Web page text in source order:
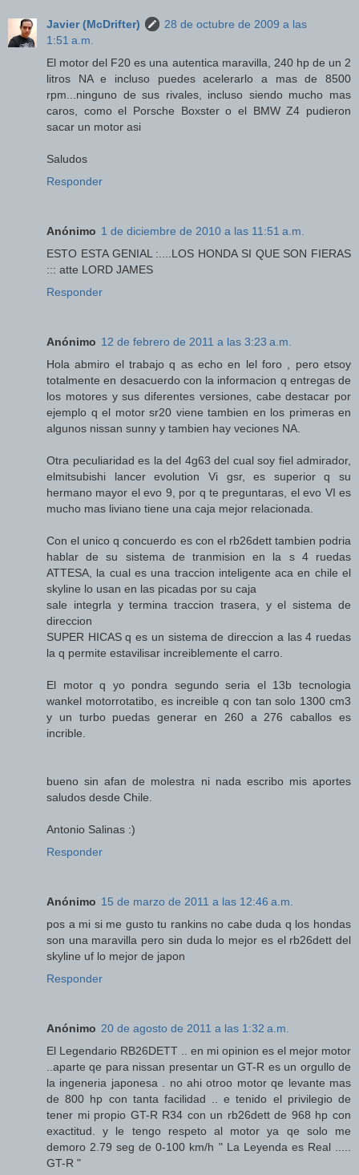
Javier (McDrifter)
28 de octubre de 2009 a las
1:51 a.m.
El motor del F20 es una autentica maravilla, 240 hp de un 2
litros NA e incluso puedes acelerarlo a mas de 8500
rpm...ninguno de sus rivales, incluso siendo mucho mas
caros, como el Porsche Boxster o el BMW Z4 pudieron
sacar un motor asi
Saludos
Responder
Anónimo 1 de diciembre de 2010 a las 11:51 a.m.
ESTO ESTA GENIAL :....LOS HONDA SI QUE SON FIERAS
::: atte LORD JAMES
Responder
Anónimo 12 de febrero de 2011 a las 3:23 a.m.
Hola abmiro el trabajo q as echo en lel foro , pero etsoy
totalmente en desacuerdo con la informacion q entregas de
los motores y sus diferentes versiones, cabe destacar por
ejemplo q el motor sr20 viene tambien en los primeras en
algunos nissan sunny y tambien hay veciones NA.
Otra peculiaridad es la del 4g63 del cual soy fiel admirador,
elmitsubishi lancer evolution Vi gsr, es superior q su
hermano mayor el evo 9, por q te preguntaras, el evo VI es
mucho mas liviano tiene una caja mejor relacionada.
Con el unico q concuerdo es con el rb26dett tambien podria
hablar de su sistema de tranmision en la s 4 ruedas
ATTESA, la cual es una traccion inteligente aca en chile el
skyline lo usan en las picadas por su caja
sale integrla y termina traccion trasera, y el sistema de
direccion
SUPER HICAS q es un sistema de direccion a las 4 ruedas
la q permite estavilisar increiblemente el carro.
El motor q yo pondra segundo seria el 13b tecnologia
wankel motorrotatibo, es increible q con tan solo 1300 cm3
y un turbo puedas generar en 260 a 276 caballos es
incrible.
bueno sin afan de molestra ni nada escribo mis aportes
saludos desde Chile.
Antonio Salinas :)
Responder
Anónimo 15 de marzo de 2011 a las 12:46 a.m.
pos a mi si me gusto tu rankins no cabe duda q los hondas
son una maravilla pero sin duda lo mejor es el rb26dett del
skyline uf lo mejor de japon
Responder
Anónimo 20 de agosto de 2011 a las 1:32 a.m.
El Legendario RB26DETT .. en mi opinion es el mejor motor
..aparte qe para nissan presentar un GT-R es un orgullo de
la ingeneria japonesa . no ahi otroo motor qe levante mas
de 800 hp con tanta facilidad .. e tenido el privilegio de
tener mi propio GT-R R34 con un rb26dett de 968 hp con
exactitud. y le tengo respeto al motor ya qe solo me
demoro 2.79 seg de 0-100 km/h " La Leyenda es Real .....
GT-R "